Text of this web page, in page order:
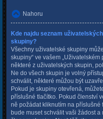
Nahoru
Kde najdu seznam
skupiny?
Všechny uživatelské skupiny
skupiny“ ve vašem
některé z uživatelských skupin,
Ne do všech skupin je volný
schválit, některé můžou být
Pokud je skupiny otevřená,
příslušné tlačítko. Pokud členství
ně požádat kliknutím na
bude muset schválit vaši žádost a